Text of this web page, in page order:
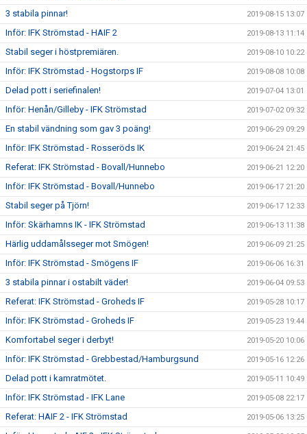
3 stabila pinnar! 2019-08-15 13:07
Inför: IFK Strömstad - HAIF 2 2019-08-13 11:14
Stabil seger i höstpremiären. 2019-08-10 10:22
Inför: IFK Strömstad - Hogstorps IF 2019-08-08 10:08
Delad pott i seriefinalen! 2019-07-04 13:01
Inför: Henån/Gilleby - IFK Strömstad 2019-07-02 09:32
En stabil vändning som gav 3 poäng! 2019-06-29 09:29
Inför: IFK Strömstad - Rosseröds IK 2019-06-24 21:45
Referat: IFK Strömstad - Bovall/Hunnebo 2019-06-21 12:20
Inför: IFK Strömstad - Bovall/Hunnebo 2019-06-17 21:20
Stabil seger på Tjörn! 2019-06-17 12:33
Inför: Skärhamns IK - IFK Strömstad 2019-06-13 11:38
Härlig uddamålsseger mot Smögen! 2019-06-09 21:25
Inför: IFK Strömstad - Smögens IF 2019-06-06 16:31
3 stabila pinnar i ostabilt väder! 2019-06-04 09:53
Referat: IFK Strömstad - Groheds IF 2019-05-28 10:17
Inför: IFK Strömstad - Groheds IF 2019-05-23 19:44
Komfortabel seger i derbyt! 2019-05-20 10:06
Inför: IFK Strömstad - Grebbestad/Hamburgsund 2019-05-16 12:26
Delad pott i kamratmötet. 2019-05-11 10:49
Inför: IFK Strömstad - IFK Lane 2019-05-08 22:17
Referat: HAIF 2 - IFK Strömstad 2019-05-06 13:25